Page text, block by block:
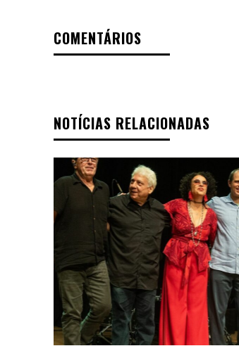
COMENTÁRIOS
NOTÍCIAS RELACIONADAS